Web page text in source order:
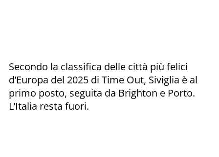
Secondo la classifica delle città più felici
d’Europa del 2025 di Time Out, Siviglia è al
primo posto, seguita da Brighton e Porto.
L’Italia resta fuori.